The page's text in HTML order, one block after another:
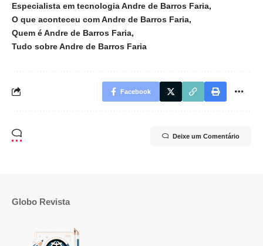
Especialista em tecnologia Andre de Barros Faria
O que aconteceu com Andre de Barros Faria
Quem é Andre de Barros Faria
Tudo sobre Andre de Barros Faria
Facebook
Deixe um Comentário
Globo Revista